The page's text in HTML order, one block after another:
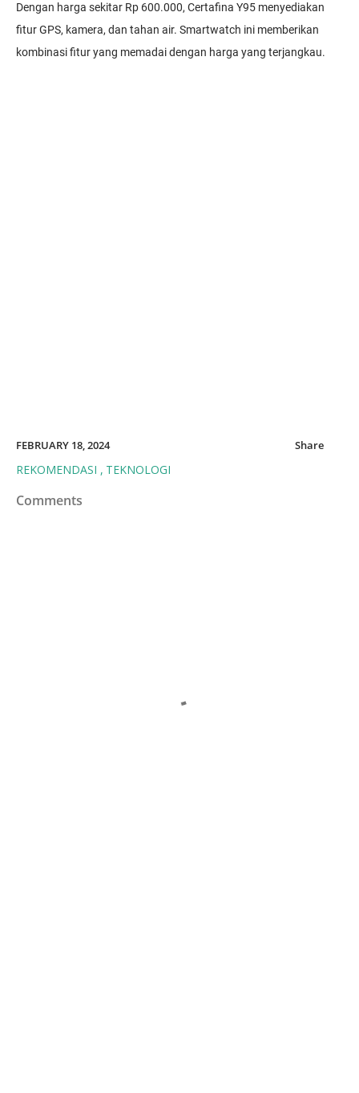
Dengan harga sekitar Rp 600.000, Certafina Y95 menyediakan
fitur GPS, kamera, dan tahan air. Smartwatch ini memberikan
kombinasi fitur yang memadai dengan harga yang terjangkau.
FEBRUARY 18, 2024
REKOMENDASI TEKNOLOGI
Share
Comments